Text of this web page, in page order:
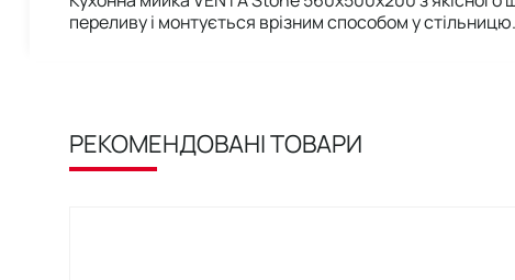
переливу і монтується врізним способом у стільницю.
РЕКОМЕНДОВАНІ ТОВАРИ